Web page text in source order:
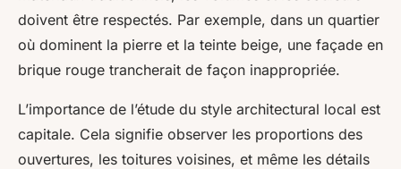
doivent être respectés. Par exemple, dans un quartier
où dominent la pierre et la teinte beige, une façade en
brique rouge trancherait de façon inappropriée.
L’importance de l’étude du style architectural local est
capitale. Cela signifie observer les proportions des
ouvertures, les toitures voisines, et même les détails